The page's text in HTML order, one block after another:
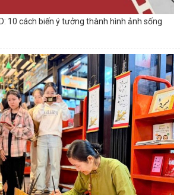
10 cách biến ý tưởng thành hình ảnh sống